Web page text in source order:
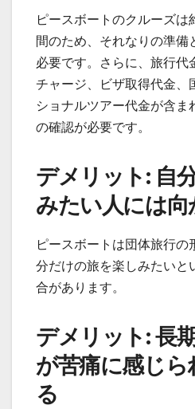
ピースボートのクルーズは
間のため、それなりの準備
必要です。さらに、旅行代
チャージ、ビザ取得代金、
ショナルツアー代金が含ま
の確認が必要です。
デメリット: 自
みたい人には
ピースボートは団体旅行の
分だけの旅を楽しみたいと
合があります。
デメリット: 長
が苦痛に感じ
る